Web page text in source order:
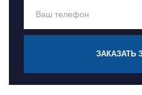
ЗАКАЗАТЬ